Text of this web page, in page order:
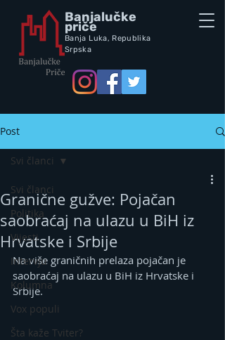
Banjalučke
priče
Banja Luka, Republika
Srpska
Post
Svi članci
Politika
Vijesti
Intervju
Kolumna
Vox populi
Šta kaže Tviter?
Svi članci
Granične gužve: Pojačan
saobraćaj na ulazu u BiH iz
Hrvatske i Srbije
Na više graničnih prelaza pojačan je
saobraćaj na ulazu u BiH iz Hrvatske i
Srbije.